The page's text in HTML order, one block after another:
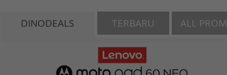
DINODEALS TERBARU ALL